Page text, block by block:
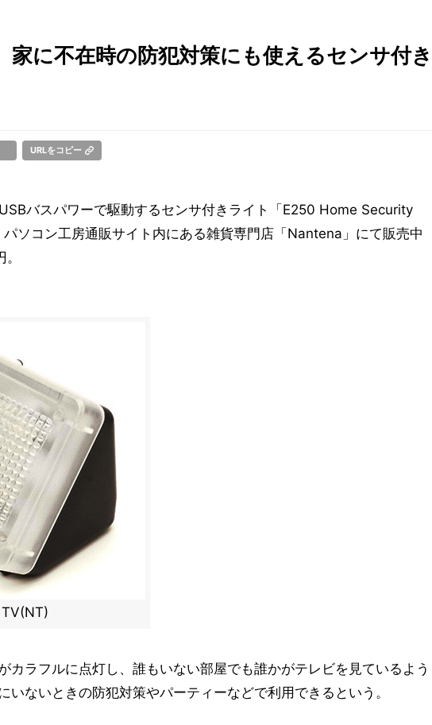
家に不在時の防犯対策にも使えるセンサ付き
URLをコピー
バスパワーで駆動するセンサ付きライト「E250 Home Security
ソコン工房通販サイト内にある雑貨専門店「Nantena」にて販売中
カラフルに点灯し、誰もいない部屋でも誰かがテレビを見ているよう
いないときの防犯対策やパーティーなどで利用できるという。